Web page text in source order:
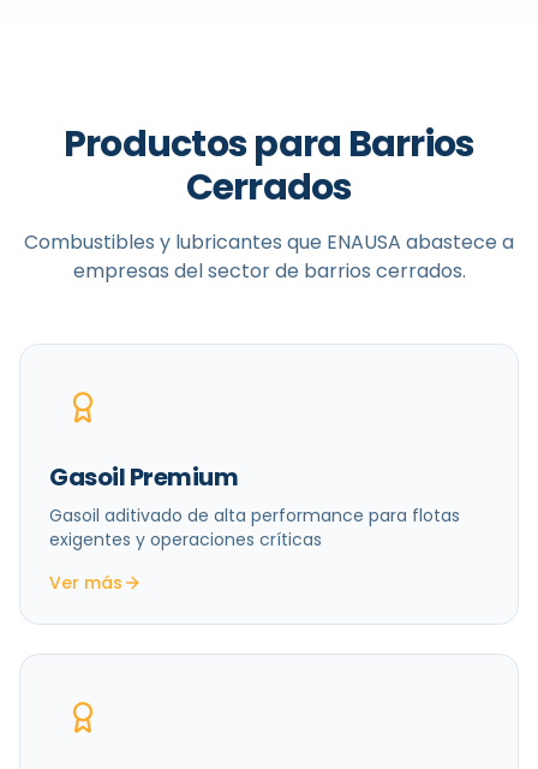
Productos para Barrios
Cerrados
Combustibles y lubricantes que ENAUSA abastece a
empresas del sector de barrios cerrados.
Gasoil Premium
Gasoil aditivado de alta performance para flotas
exigentes y operaciones críticas
Ver más